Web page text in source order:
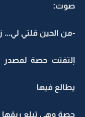
صوت:
-من الحين قلتي
إلتفتت حصة
يطالع فيها
حصة وهي تبلع